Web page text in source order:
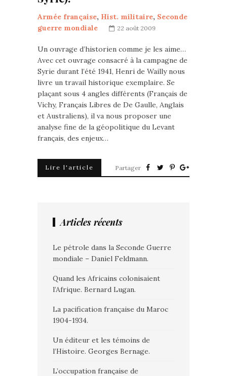
Armée française, Hist. militaire, Seconde
guerre mondiale
22 août 2009
Un ouvrage d’historien comme je les aime…
Avec cet ouvrage consacré à la campagne de
Syrie durant l’été 1941, Henri de Wailly nous
livre un travail historique exemplaire. Se
plaçant sous 4 angles différents (Français de
Vichy, Français Libres de De Gaulle, Anglais
et Australiens), il va nous proposer une
analyse fine de la géopolitique du Levant
français, des enjeux…
Lire l'article Partager
Articles récents
Le pétrole dans la Seconde Guerre
mondiale – Daniel Feldmann.
Quand les Africains colonisaient
l’Afrique. Bernard Lugan.
La pacification française du Maroc
1904-1934.
Un éditeur et les témoins de
l’Histoire. Georges Bernage.
L’occupation française de